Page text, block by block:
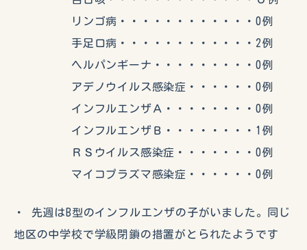
リンゴ病・・・・・・・・・・・・0例
手足口病・・・・・・・・・・・・2例
ヘルパンギーナ・・・・・・・・・0例
アデノウイルス感染症・・・・・・0例
インフルエンザＡ・・・・・・・・0例
インフルエンザＢ・・・・・・・・1例
ＲＳウイルス感染症・・・・・・・0例
マイコプラズマ感染症・・・・・・0例
・ 先週はB型のインフルエンザの子がいました。同じ
地区の中学校で学級閉鎖の措置がとられたようです